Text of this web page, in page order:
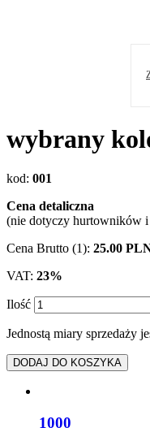
wybrany
kod: 001
Cena detaliczna
(nie dotyczy hurtowników
Cena Brutto (1): 25.00
VAT: 23%
Ilość
Jednostą miary sprzedaży
DODAJ DO KOSZYKA
1000